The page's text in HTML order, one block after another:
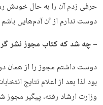
حرفی زدم آن را به حال خودش
دوست ندارم از آن آدم‌هایی
– چه شد که کتاب مجوز نشر
دوست داشتم مجوز را از همان
بود لذا بعد از اعلام نتایج
وزارت ارشاد رفته، پیگیر مجوز